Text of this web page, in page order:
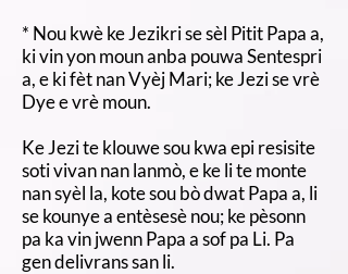
* Nou kwè ke Jezikri se sèl Pitit Papa a,
ki vin yon moun anba pouwa Sentespri
a, e ki fèt nan Vyèj Mari; ke Jezi se vrè
Dye e vrè moun.
Ke Jezi te klouwe sou kwa epi resisite
soti vivan nan lanmò, e ke li te monte
nan syèl la, kote sou bò dwat Papa a, li
se kounye a entèsesè nou; ke pèsonn
pa ka vin jwenn Papa a sof pa Li. Pa
gen delivrans san li.